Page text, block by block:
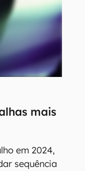
mais
em 2024,
sequência